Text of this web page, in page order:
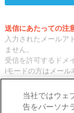
送信にあたっての注
入力されたメールア
ません。
受信を許可するドメ
iモードの方はメー
文字へ変更してご利
当社ではウェ
告をパーソナ